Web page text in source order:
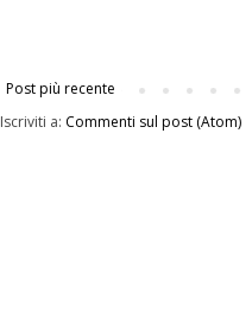
Post più recente
Iscriviti a: Commenti sul post (Atom)